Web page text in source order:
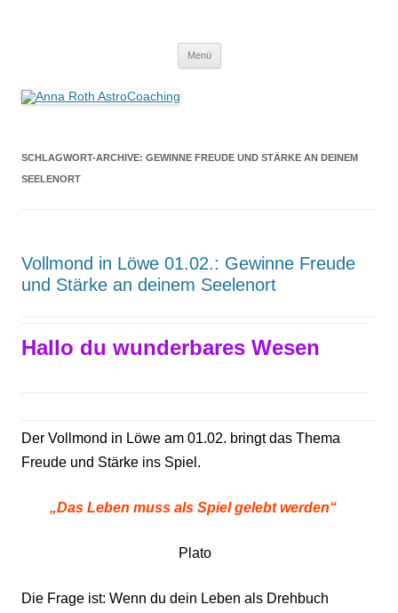
Menü
SCHLAGWORT-ARCHIVE: GEWINNE FREUDE UND STÄRKE AN DEINEM
SEELENORT
Vollmond in Löwe 01.02.: Gewinne Freude
und Stärke an deinem Seelenort
Hallo du wunderbares Wesen
Der Vollmond in Löwe am 01.02. bringt das Thema
Freude und Stärke ins Spiel.
„Das Leben muss als Spiel gelebt werden“
Plato
Die Frage ist: Wenn du dein Leben als Drehbuch